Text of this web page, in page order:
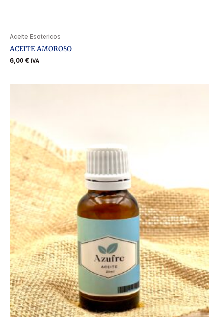
Aceite Esotericos
ACEITE AMOROSO
6,00 € IVA